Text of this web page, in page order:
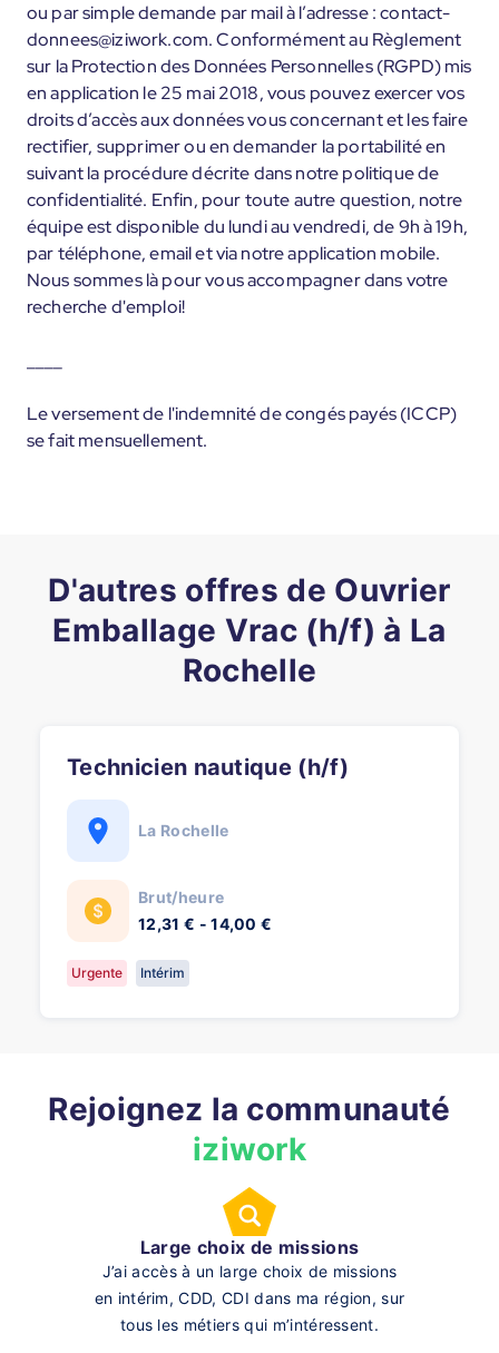
ou par simple demande par mail à l’adresse : contact-
donnees@iziwork.com. Conformément au Règlement
sur la Protection des Données Personnelles (RGPD) mis
en application le 25 mai 2018, vous pouvez exercer vos
droits d’accès aux données vous concernant et les faire
rectifier, supprimer ou en demander la portabilité en
suivant la procédure décrite dans notre politique de
confidentialité. Enfin, pour toute autre question, notre
équipe est disponible du lundi au vendredi, de 9h à 19h,
par téléphone, email et via notre application mobile.
Nous sommes là pour vous accompagner dans votre
recherche d'emploi!
Le versement de l'indemnité de congés payés (ICCP)
se fait mensuellement.
D'autres offres de Ouvrier
Emballage Vrac (h/f) à La
Rochelle
Technicien nautique (h/f)
La Rochelle
Brut/heure
12,31 € - 14,00 €
Urgente Intérim
Rejoignez la communauté
iziwork
Large choix de missions
J’ai accès à un large choix de missions
en intérim, CDD, CDI dans ma région, sur
tous les métiers qui m’intéressent.